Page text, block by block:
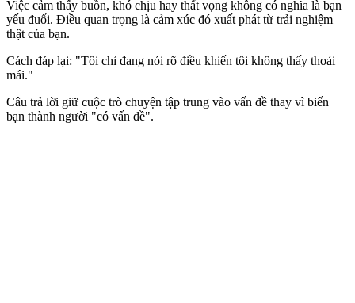
Việc cảm thấy buồn, khó chịu hay thất vọng không có nghĩa là bạn
yếu đuối. Điều quan trọng là cảm xúc đó xuất phát từ trải nghiệm
thật của bạn.
Cách đáp lại: "Tôi chỉ đang nói rõ điều khiến tôi không thấy thoải
mái."
Câu trả lời giữ cuộc trò chuyện tập trung vào vấn đề thay vì biến
bạn thành người "có vấn đề".